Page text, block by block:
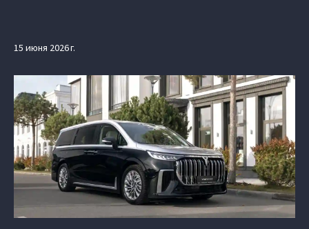
15 июня 2026 г.